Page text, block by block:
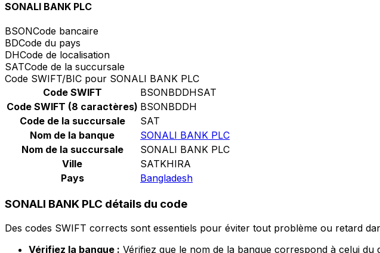
SONALI BANK PLC
BSONCode bancaire
BDCode du pays
DHCode de localisation
SATCode de la succursale
Code SWIFT/BIC pour SONALI BANK PLC
Code SWIFT
BSONBDDHSAT
Code SWIFT (8 caractères) BSONBDDH
Code de la succursale
SAT
Nom de la banque
SONALI BANK PLC
Nom de la succursale
SONALI BANK PLC
Ville
SATKHIRA
Pays
Bangladesh
SONALI BANK PLC détails du code
Des codes SWIFT corrects sont essentiels pour éviter tout problème ou retard
Vérifiez la banque : Vérifiez que le nom de la banque correspond à celui du